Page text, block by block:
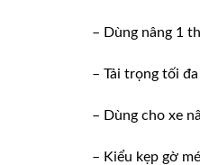
– Dùng nâng 1
– Tải trọng tối
– Dùng cho xe
– Kiểu kẹp gờ